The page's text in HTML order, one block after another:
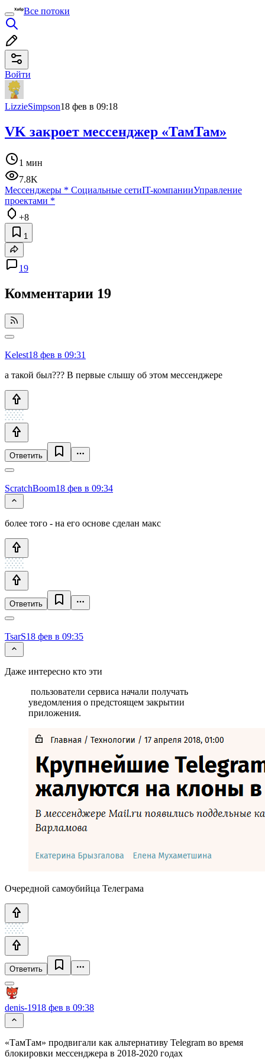
Все потоки
Войти
LizzieSimpson18 фев в 09:18
VK закроет мессенджер «ТамТам»
1 мин
7.8K
Мессенджеры * Социальные сетиIT-компанииУправление
проектами *
+8
1
19
Комментарии 19
Kelest18 фев в 09:31
а такой был??? В первые слышу об этом мессенджере
Ответить
ScratchBoom18 фев в 09:34
более того - на его основе сделан макc
Ответить
TsarS18 фев в 09:35
Даже интересно кто эти
пользователи сервиса начали получать
уведомления о предстоящем закрытии
приложения.
Очередной самоубийца Телеграма
Ответить
denis-1918 фев в 09:38
«ТамТам» продвигали как альтернативу Telegram во время
блокировки мессенджера в 2018-2020 годах